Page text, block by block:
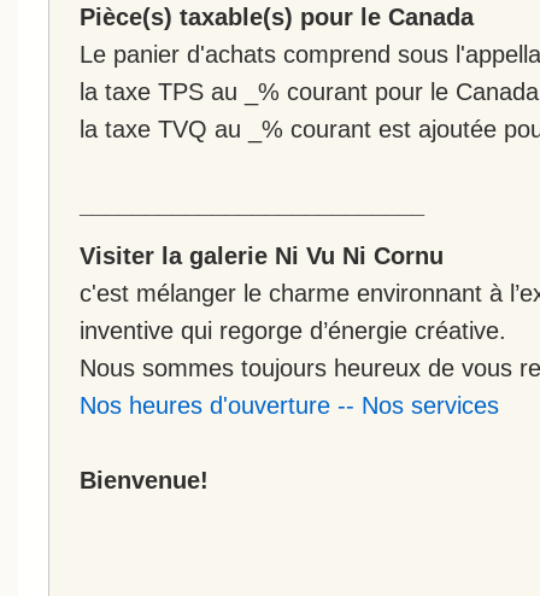
Pièce(s) taxable(s) pour le Canada
Le panier d'achats comprend sous
la taxe TPS au _% courant pour le
la taxe TVQ au _% courant est ajoutée
Visiter la galerie Ni Vu Ni Cornu
c'est mélanger le charme environnant à
inventive qui regorge d’énergie créative.
Nous sommes toujours heureux de vous
Nos heures d'ouverture -- Nos services
Bienvenue!